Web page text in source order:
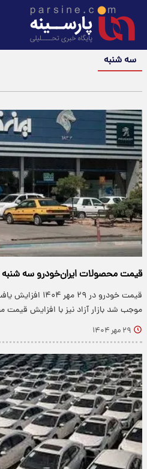
سه شنبه
قیمت محصولات ایران‌خودرو سه شنبه ۲۹ مهر ۱۴۰۴
قیمت خودرو در
موجب شد بازار آزاد نیز با افزایش
۲۹ مهر ۱۴۰۴